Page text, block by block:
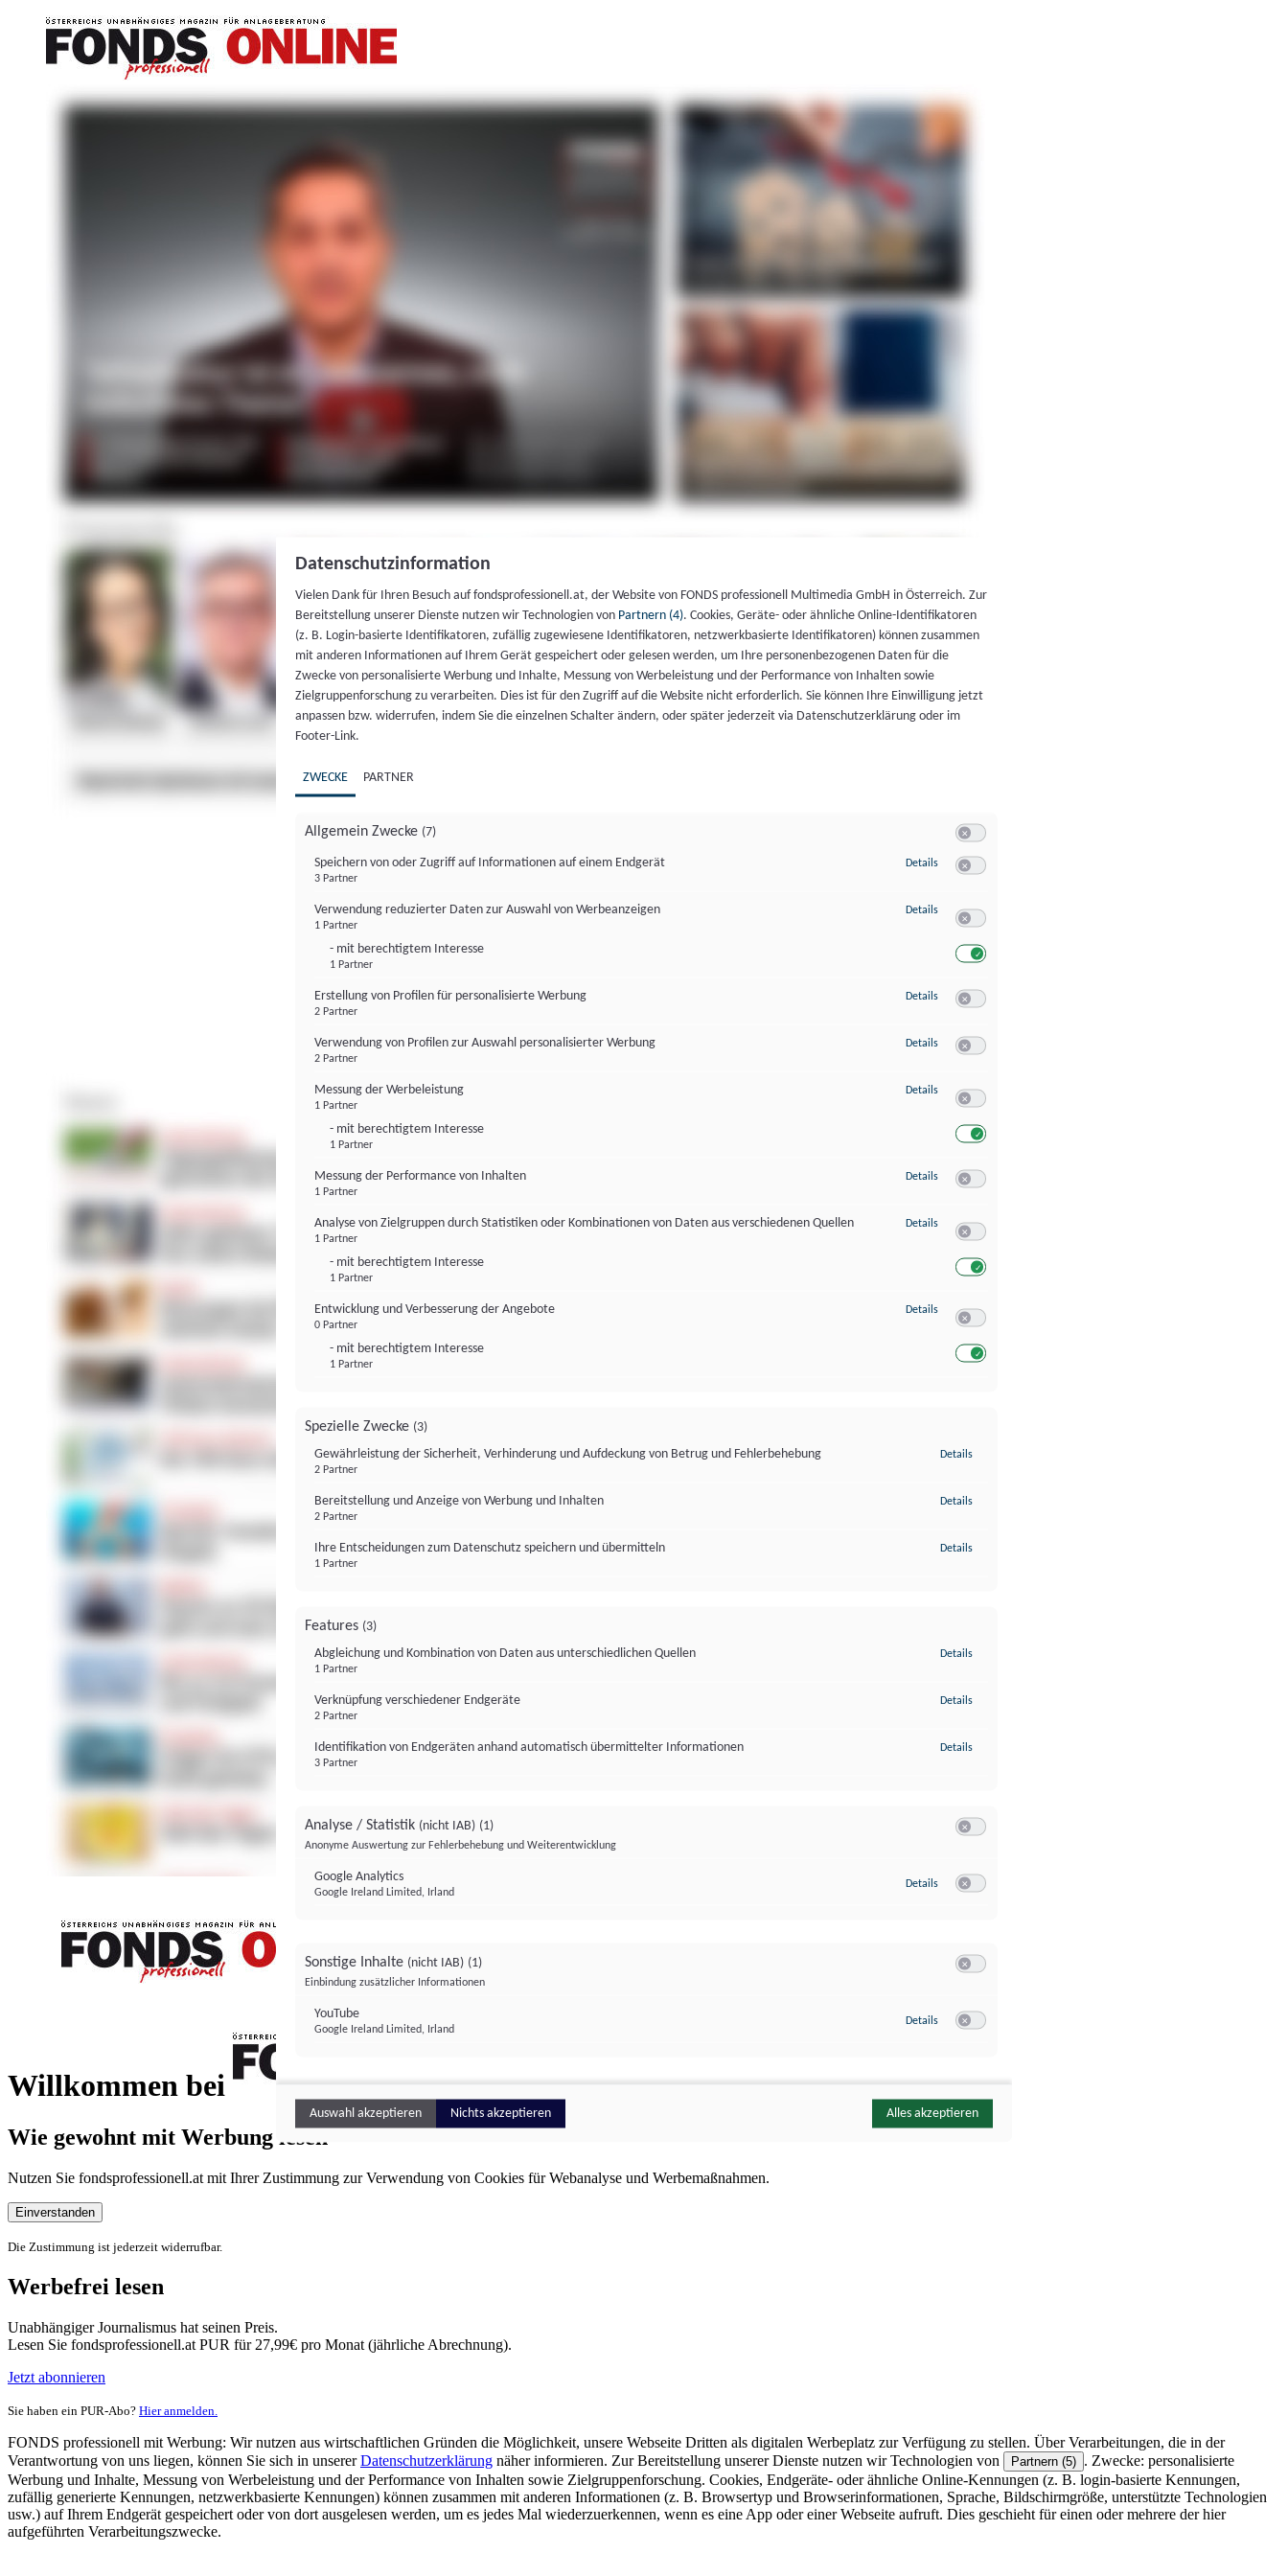
Willkommen bei
FONDS professionell
Wie gewohnt mit Werbung lesen
Nutzen Sie fondsprofessionell.at mit Ihrer Zustimmung zur Verwendung von Cookies für Webanalyse und Werbemaßnahmen.
Einverstanden
Die Zustimmung ist jederzeit widerrufbar.
Werbefrei lesen
Unabhängiger Journalismus hat seinen Preis.
Lesen Sie fondsprofessionell.at PUR für 27,99€ pro Monat (jährliche Abrechnung).
Jetzt abonnieren
Sie haben ein PUR-Abo? Hier anmelden.
FONDS professionell mit Werbung: Wir nutzen aus wirtschaftlichen Gründen die Möglichkeit, unsere Webseite Dritten als digitalen Werbeplatz zur Verfügung zu stellen. Über Verarbeitungen, die in der
Verantwortung von uns liegen, können Sie sich in unsererDatenschutzerklärung näher informieren. Zur Bereitstellung unserer Dienste nutzen wir Technologien von Partnern (5) . Zwecke: personalisierte
Werbung und Inhalte, Messung von Werbeleistung und der Performance von Inhalten sowie Zielgruppenforschung. Cookies, Endgeräte- oder ähnliche Online-Kennungen (z. B. login-basierte Kennungen,
zufällig generierte Kennungen, netzwerkbasierte Kennungen) können zusammen mit anderen Informationen (z. B. Browsertyp und Browserinformationen, Sprache, Bildschirmgröße, unterstützte Technologien
usw.) auf Ihrem Endgerät gespeichert oder von dort ausgelesen werden, um es jedes Mal wiederzuerkennen, wenn es eine App oder einer Webseite aufruft. Dies geschieht für einen oder mehrere der hier
aufgeführten Verarbeitungszwecke.
Datenschutzinformation
Vielen Dank für Ihren Besuch auf fondsprofessionell.at, der Website von FONDS professionell Multimedia GmbH in Österreich. Zur
Bereitstellung unserer Dienste nutzen wir Technologien von Partnern (4). Cookies, Geräte- oder ähnliche Online-Identifikatoren
(z. B. Login-basierte Identifikatoren, zufällig zugewiesene Identifikatoren, netzwerkbasierte Identifikatoren) können zusammen
mit anderen Informationen auf Ihrem Gerät gespeichert oder gelesen werden, um Ihre personenbezogenen Daten für die
Zwecke von personalisierte Werbung und Inhalte, Messung von Werbeleistung und der Performance von Inhalten sowie
Zielgruppenforschung zu verarbeiten. Dies ist für den Zugriff auf die Website nicht erforderlich. Sie können Ihre Einwilligung jetzt
anpassen bzw. widerrufen, indem Sie die einzelnen Schalter ändern, oder später jederzeit via Datenschutzerklärung oder im
Footer-Link.
ZWECKE PARTNER
Allgemein Zwecke (7)
Speichern von oder Zugriff auf Informationen auf einem Endgerät
3 Partner
Details zu Speichern von oder Zugriff auf Informationen auf einem Endgerät
Verwendung reduzierter Daten zur Auswahl von Werbeanzeigen
1 Partner
- mit berechtigtem Interesse
1 Partner
Details zu Verwendung reduzierter Daten zur Auswahl von Werbeanzeigen
Erstellung von Profilen für personalisierte Werbung
2 Partner
Details zu Erstellung von Profilen für personalisierte Werbung
Verwendung von Profilen zur Auswahl personalisierter Werbung
2 Partner
Details zu Verwendung von Profilen zur Auswahl personalisierter Werbung
Messung der Werbeleistung
1 Partner
- mit berechtigtem Interesse
1 Partner
Details zu Messung der Werbeleistung
Messung der Performance von Inhalten
1 Partner
Details zu Messung der Performance von Inhalten
Analyse von Zielgruppen durch Statistiken oder Kombinationen von Daten aus verschiedenen Quellen
1 Partner
- mit berechtigtem Interesse
1 Partner
Details zu Analyse von Zielgruppen durch Statistiken oder Kombinationen von
Entwicklung und Verbesserung der Angebote
0 Partner
- mit berechtigtem Interesse
1 Partner
Details zu Entwicklung und Verbesserung der Angebote
Spezielle Zwecke (3)
Gewährleistung der Sicherheit, Verhinderung und Aufdeckung von Betrug und Fehlerbehebung
2 Partner
Details
Bereitstellung und Anzeige von Werbung und Inhalten
2 Partner
Details
Ihre Entscheidungen zum Datenschutz speichern und übermitteln
1 Partner
Details
Features (3)
Abgleichung und Kombination von Daten aus unterschiedlichen Quellen
1 Partner
Details
Verknüpfung verschiedener Endgeräte
2 Partner
Details
Identifikation von Endgeräten anhand automatisch übermittelter Informationen
3 Partner
Details
Analyse / Statistik (nicht IAB) (1)
Anonyme Auswertung zur Fehlerbehebung und Weiterentwicklung
Google Analytics
Google Ireland Limited, Irland
Details zu Google Analytics
Sonstige Inhalte (nicht IAB) (1)
Einbindung zusätzlicher Informationen
YouTube
Google Ireland Limited, Irland
Details zu YouTube
Auswahl akzeptieren Nichts akzeptieren Alles akzeptieren